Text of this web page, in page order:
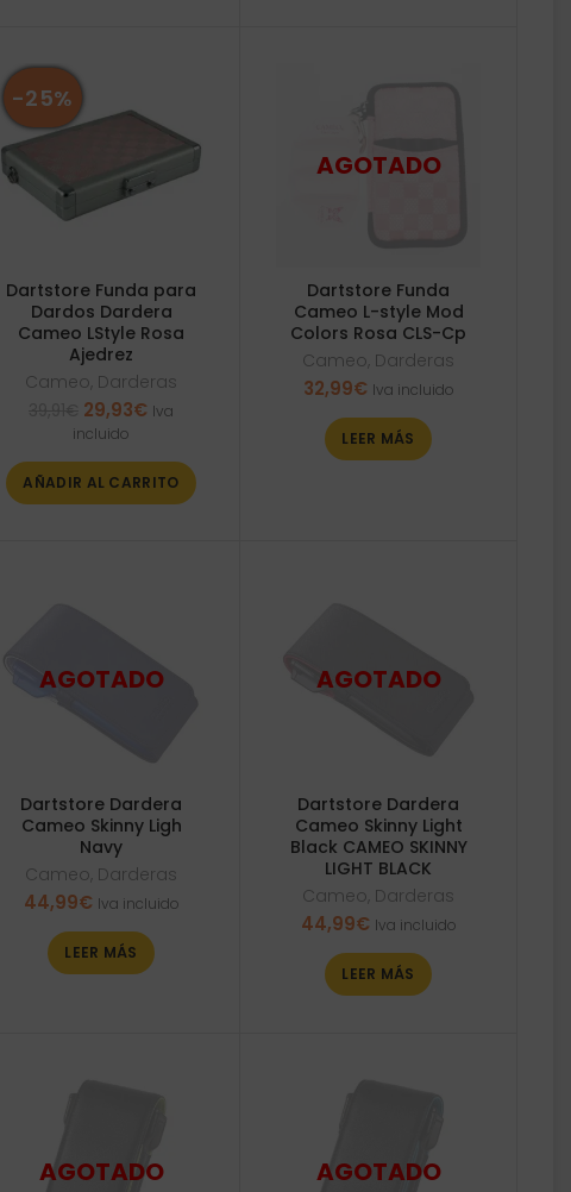
-25%
Dartstore Funda para
Dardos Dardera
Cameo LStyle Rosa
Ajedrez
Cameo, Darderas
El
precio
era:
39,91€.
29,93€El
es:
29,93€.
Iva
incluido
AÑADIR AL CARRITO
Dartstore Funda
Cameo L-style Mod
Colors Rosa CLS-Cp
Cameo, Darderas
32,99€ Iva incluido
LEER MÁS
Dartstore Dardera
Cameo Skinny Ligh
Navy
Cameo, Darderas
44,99€ Iva incluido
LEER MÁS
Dartstore Dardera
Cameo Skinny Light
Black CAMEO SKINNY
LIGHT BLACK
Cameo, Darderas
44,99€ Iva incluido
LEER MÁS